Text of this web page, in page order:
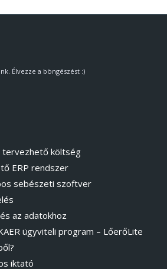
Élvezze a böngészést :)
tervezhető költség
ERP rendszer
sebészeti szoftver
az adatokhoz
ügyviteli program – LőerőLite
iktató